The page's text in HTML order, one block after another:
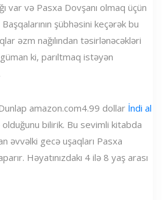
var və Pasxa Dovşanı olmaq üçün
şübhəsini keçərək bu
əzm nağılından təsirlənəcəkləri
ki, parıltmaq istəyən
amazon.com4.99 dollar İndi al
bilirik. Bu sevimli kitabda
əvvəlki gecə uşaqları Pasxa
Həyatınızdakı 4 ilə 8 yaş arası